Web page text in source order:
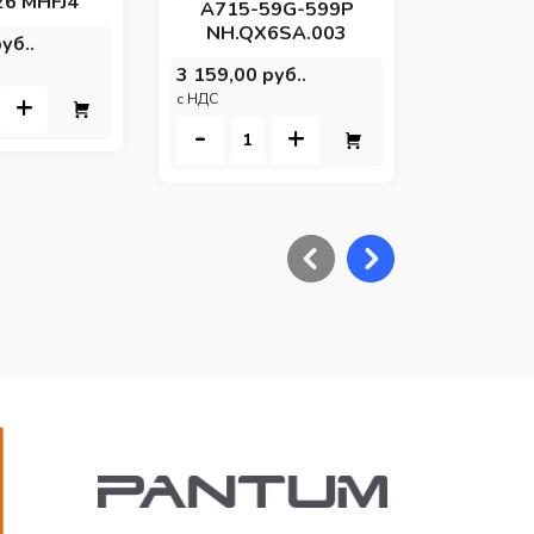
+
A715-59G-599P
NH.QX6SA.003
3 159,00 руб..
c НДС
- +